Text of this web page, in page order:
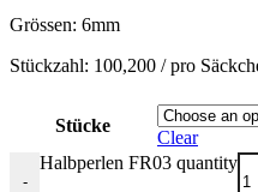
Grössen: 6mm
Stückzahl: 100,200 / pro
Stücke
Clear
-
Halbperlen FR03 quantity